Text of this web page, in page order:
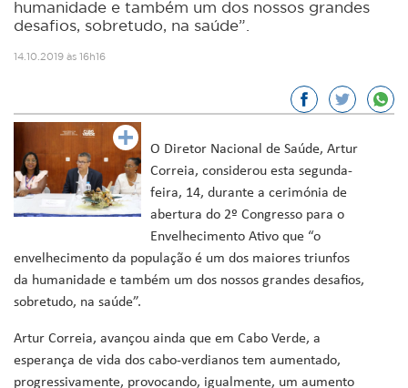
humanidade e também um dos nossos grandes
desafios, sobretudo, na saúde”.
14.10.2019 às 16h16
O Diretor Nacional de Saúde, Artur
Correia, considerou esta segunda-
feira, 14, durante a cerimónia de
abertura do 2º Congresso para o
Envelhecimento Ativo que “o
envelhecimento da população é um dos maiores triunfos
da humanidade e também um dos nossos grandes desafios,
sobretudo, na saúde”.
Artur Correia, avançou ainda que em Cabo Verde, a
esperança de vida dos cabo-verdianos tem aumentado,
progressivamente, provocando, igualmente, um aumento